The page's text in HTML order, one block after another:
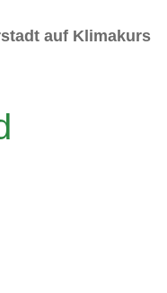
auf Klimakurs